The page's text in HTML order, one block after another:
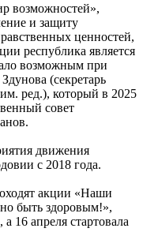
возможностей»,
и защиту
ценностей,
республика является
возможным при
(секретарь
ред.), который в 2025
совет
движения
с 2018 года.
акции «Наши
быть здоровым!»,
16 апреля стартовала